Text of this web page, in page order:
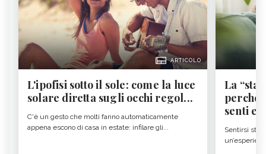
ARTICOLO
L'ipofisi sotto il sole: come la luce
solare diretta sugli occhi regol...
C'è un gesto che molti fanno automaticamente
appena escono di casa in estate: infilare gli...
La
perché
senti
Sentirsi